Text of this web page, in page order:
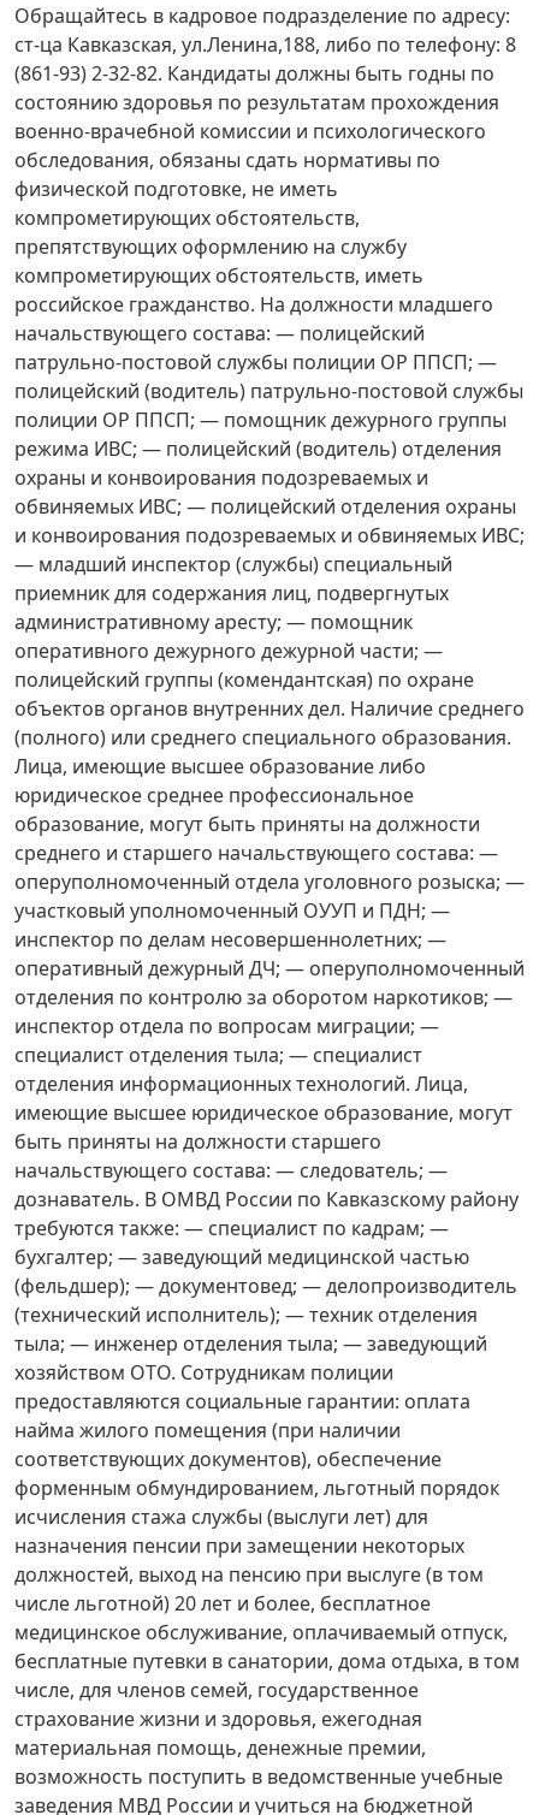
Обращайтесь в кадровое подразделение по адресу:
ст-ца Кавказская, ул.Ленина,188, либо по телефону: 8
(861-93) 2-32-82. Кандидаты должны быть годны по
состоянию здоровья по результатам прохождения
военно-врачебной комиссии и психологического
обследования, обязаны сдать нормативы по
физической подготовке, не иметь
компрометирующих обстоятельств,
препятствующих оформлению на службу
компрометирующих обстоятельств, иметь
российское гражданство. На должности младшего
начальствующего состава: — полицейский
патрульно-постовой службы полиции ОР ППСП; —
полицейский (водитель) патрульно-постовой службы
полиции ОР ППСП; — помощник дежурного группы
режима ИВС; — полицейский (водитель) отделения
охраны и конвоирования подозреваемых и
обвиняемых ИВС; — полицейский отделения охраны
и конвоирования подозреваемых и обвиняемых ИВС;
— младший инспектор (службы) специальный
приемник для содержания лиц, подвергнутых
административному аресту; — помощник
оперативного дежурного дежурной части; —
полицейский группы (комендантская) по охране
объектов органов внутренних дел. Наличие среднего
(полного) или среднего специального образования.
Лица, имеющие высшее образование либо
юридическое среднее профессиональное
образование, могут быть приняты на должности
среднего и старшего начальствующего состава: —
оперуполномоченный отдела уголовного розыска; —
участковый уполномоченный ОУУП и ПДН; —
инспектор по делам несовершеннолетних; —
оперативный дежурный ДЧ; — оперуполномоченный
отделения по контролю за оборотом наркотиков; —
инспектор отдела по вопросам миграции; —
специалист отделения тыла; — специалист
отделения информационных технологий. Лица,
имеющие высшее юридическое образование, могут
быть приняты на должности старшего
начальствующего состава: — следователь; —
дознаватель. В ОМВД России по Кавказскому району
требуются также: — специалист по кадрам; —
бухгалтер; — заведующий медицинской частью
(фельдшер); — документовед; — делопроизводитель
(технический исполнитель); — техник отделения
тыла; — инженер отделения тыла; — заведующий
хозяйством ОТО. Сотрудникам полиции
предоставляются социальные гарантии: оплата
найма жилого помещения (при наличии
соответствующих документов), обеспечение
форменным обмундированием, льготный порядок
исчисления стажа службы (выслуги лет) для
назначения пенсии при замещении некоторых
должностей, выход на пенсию при выслуге (в том
числе льготной) 20 лет и более, бесплатное
медицинское обслуживание, оплачиваемый отпуск,
бесплатные путевки в санатории, дома отдыха, в том
числе, для членов семей, государственное
страхование жизни и здоровья, ежегодная
материальная помощь, денежные премии,
возможность поступить в ведомственные учебные
заведения МВД России и учиться на бюджетной